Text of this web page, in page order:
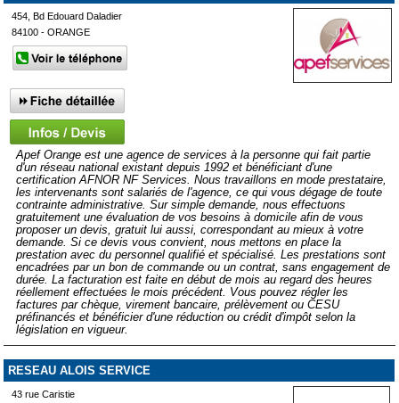
454, Bd Edouard Daladier
84100 - ORANGE
Apef Orange est une agence de services à la personne qui fait partie
d'un réseau national existant depuis 1992 et bénéficiant d'une
certification AFNOR NF Services. Nous travaillons en mode prestataire,
les intervenants sont salariés de l'agence, ce qui vous dégage de toute
contrainte administrative. Sur simple demande, nous effectuons
gratuitement une évaluation de vos besoins à domicile afin de vous
proposer un devis, gratuit lui aussi, correspondant au mieux à votre
demande. Si ce devis vous convient, nous mettons en place la
prestation avec du personnel qualifié et spécialisé. Les prestations sont
encadrées par un bon de commande ou un contrat, sans engagement de
durée. La facturation est faite en début de mois au regard des heures
réellement effectuées le mois précédent. Vous pouvez régler les
factures par chèque, virement bancaire, prélèvement ou CESU
préfinancés et bénéficier d'une réduction ou crédit d'impôt selon la
législation en vigueur.
RESEAU ALOIS SERVICE
43 rue Caristie